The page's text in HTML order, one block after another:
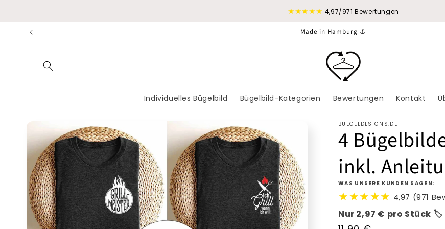
★★★★★ 4,97/971 Bewertungen
Made in Hamburg ⚓
Individuelles Bügelbild Bügelbild-Kategorien Bewertungen Kontakt
Zu
Produktinformationen
springen
BUEGELDESIGNS.DE
4
inkl.
WAS UNSERE KUNDEN SAGEN:
★★★★★ 4,97 (971
Nur 2,97 € pro Stück 🏷️